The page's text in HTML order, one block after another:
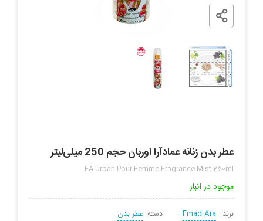
عطر بدن زنانه عمادآرا اوربان حجم 250 میلی‌لیتر
EA Urban Pour Femme Fragrance Mist 250ml
موجود در انبار
برند : Emad Ara دسته: عطر بدن